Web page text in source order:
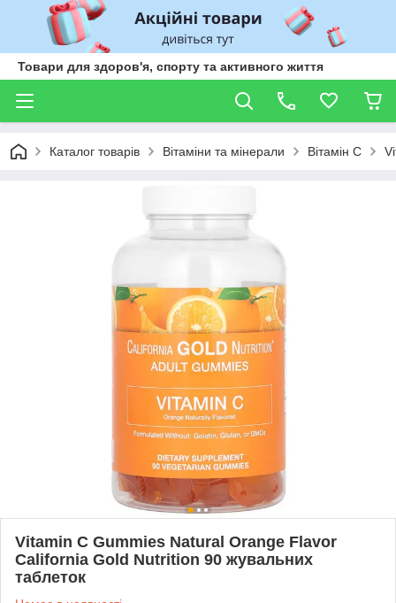
Товари для здоров'я, спорту та активного життя
Каталог товарів Вітаміни та мінерали Вітамін С
Vitamin C Gummies Natural Orange Flavor
California Gold Nutrition 90 жувальних
таблеток